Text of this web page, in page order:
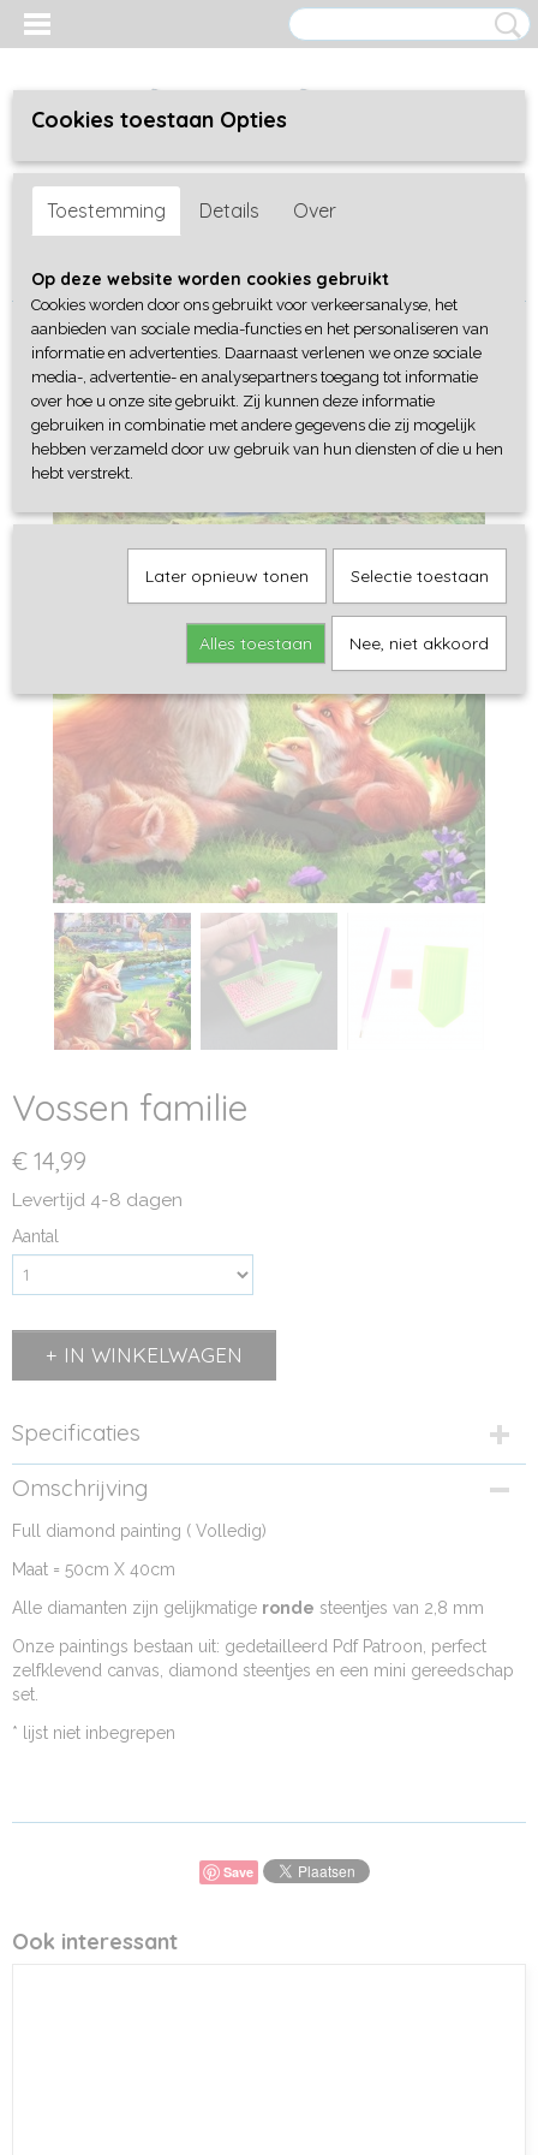
Inloggen Registreren
Home >Dieren & natuur>Vossen familie
Vossen familie
€ 14,99
Levertijd 4-8 dagen
Aantal
IN WINKELWAGEN
Specificaties
EAN code
8785260412900
Bruto gewicht
Afmetingen (l,b,h)
47 x 57 x 0 cm
Omschrijving
Full diamond painting ( Volledig)
Maat = 50cm X 40cm
Alle diamanten zijn gelijkmatige ronde steentjes van 2,8 mm
Onze paintings bestaan uit: gedetailleerd Pdf Patroon, perfect
zelfklevend canvas, diamond steentjes en een mini gereedschap
set.
* lijst niet inbegrepen
Save
Ook interessant
Cookies toestaan Opties
Toestemming Details Over
Op deze website worden cookies gebruikt
Cookies worden door ons gebruikt voor verkeersanalyse, het
aanbieden van sociale media-functies en het personaliseren van
informatie en advertenties. Daarnaast verlenen we onze sociale
media-, advertentie- en analysepartners toegang tot informatie
over hoe u onze site gebruikt. Zij kunnen deze informatie
gebruiken in combinatie met andere gegevens die zij mogelijk
hebben verzameld door uw gebruik van hun diensten of die u hen
hebt verstrekt.
Later opnieuw tonen Selectie toestaan
Alles toestaan Nee, niet akkoord